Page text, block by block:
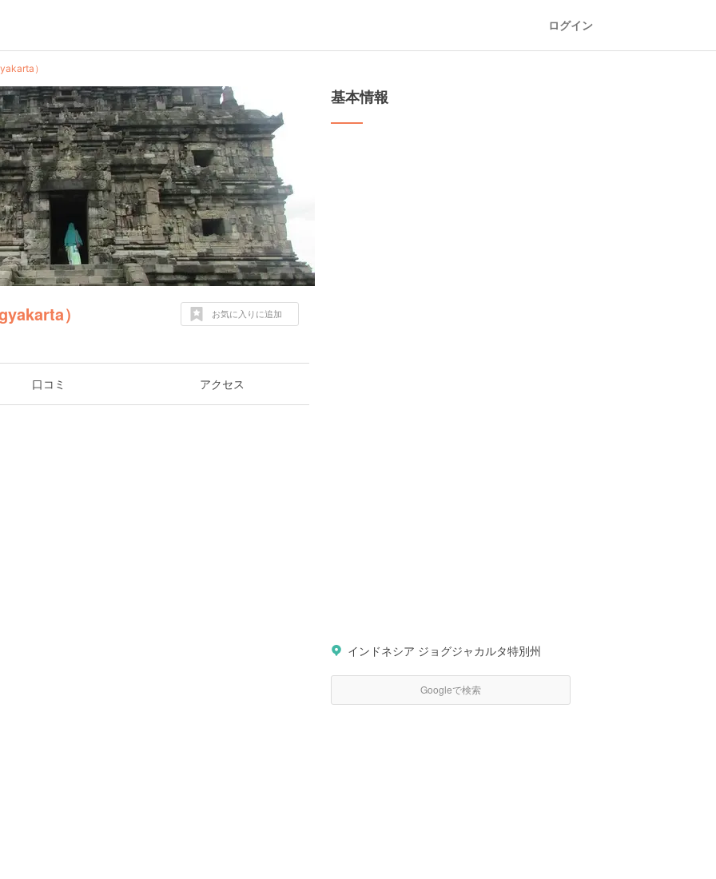
ログイン
）
） お気に入りに追加
口コミ アクセス
基本情報
インドネシア ジョグジャカルタ特別州
Googleで検索